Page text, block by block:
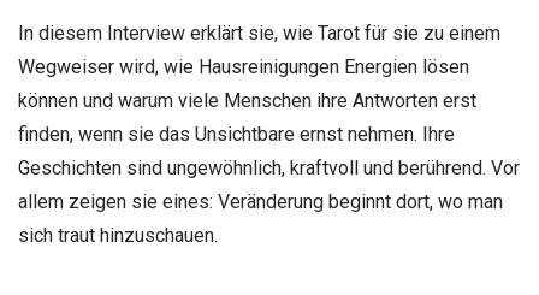
In diesem Interview erklärt sie, wie Tarot für sie zu einem
Wegweiser wird, wie Hausreinigungen Energien lösen
können und warum viele Menschen ihre Antworten erst
finden, wenn sie das Unsichtbare ernst nehmen. Ihre
Geschichten sind ungewöhnlich, kraftvoll und berührend. Vor
allem zeigen sie eines: Veränderung beginnt dort, wo man
sich traut hinzuschauen.